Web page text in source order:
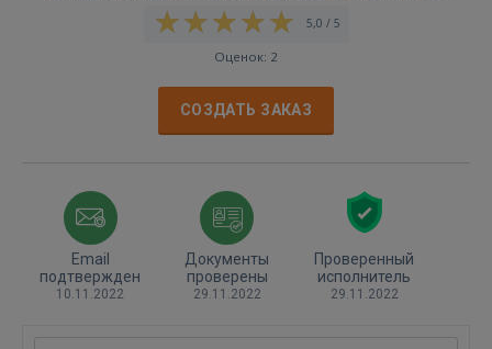
5,0 / 5
Оценок: 2
СОЗДАТЬ ЗАКАЗ
Email
подтвержден
10.11.2022
Документы
проверены
29.11.2022
Проверенный
исполнитель
29.11.2022